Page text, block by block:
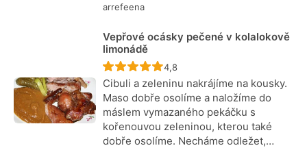
arrefeena
Vepřové ocásky pečené v kolalokově
limonádě
Recept ještě nebyl hodnocen
4,8
Cibuli a zeleninu nakrájíme na kousky.
Maso dobře osolíme a naložíme do
máslem vymazaného pekáčku s
kořenouvou zeleninou, kterou také
dobře osolíme. Necháme odležet,…